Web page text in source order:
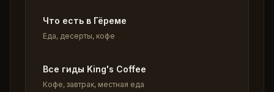
Что есть в Гёреме
Еда, десерты, кофе
Все гиды King's Coffee
Кофе, завтрак, местная еда